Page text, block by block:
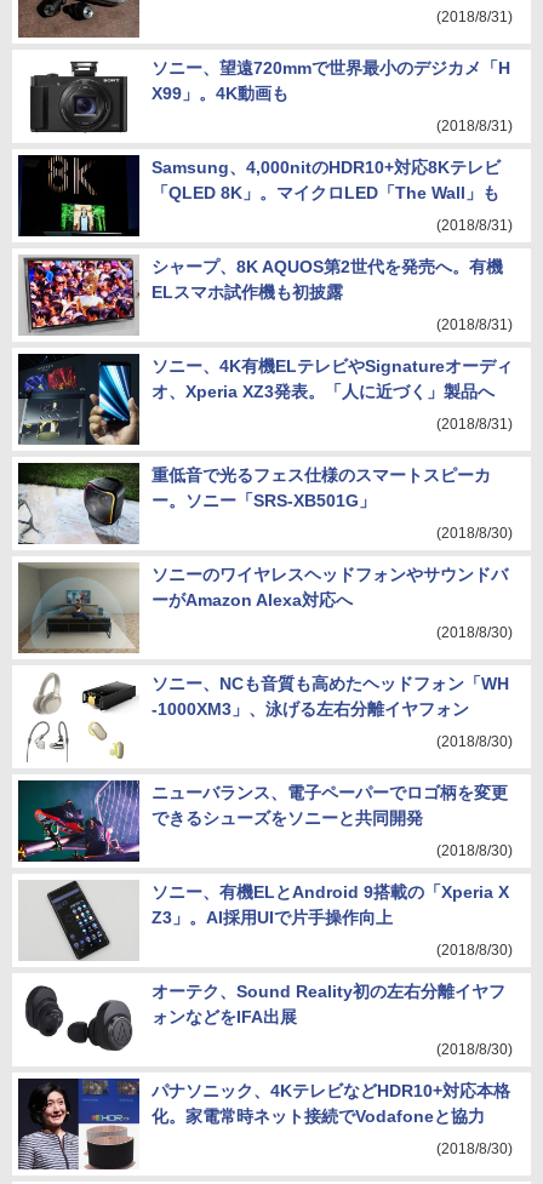
(2018/8/31)
ソニー、望遠720mmで世界最小のデジカメ「H
X99」。4K動画も
(2018/8/31)
Samsung、4,000nitのHDR10+対応8Kテレビ
「QLED 8K」。マイクロLED「The Wall」も
(2018/8/31)
シャープ、8K AQUOS第2世代を発売へ。有機
ELスマホ試作機も初披露
(2018/8/31)
ソニー、4K有機ELテレビやSignatureオーディ
オ、Xperia XZ3発表。「人に近づく」製品へ
(2018/8/31)
重低音で光るフェス仕様のスマートスピーカ
ー。ソニー「SRS-XB501G」
(2018/8/30)
ソニーのワイヤレスヘッドフォンやサウンドバ
ーがAmazon Alexa対応へ
(2018/8/30)
ソニー、NCも音質も高めたヘッドフォン「WH
-1000XM3」、泳げる左右分離イヤフォン
(2018/8/30)
ニューバランス、電子ペーパーでロゴ柄を変更
できるシューズをソニーと共同開発
(2018/8/30)
ソニー、有機ELとAndroid 9搭載の「Xperia X
Z3」。AI採用UIで片手操作向上
(2018/8/30)
オーテク、Sound Reality初の左右分離イヤフ
ォンなどをIFA出展
(2018/8/30)
パナソニック、4KテレビなどHDR10+対応本格
化。家電常時ネット接続でVodafoneと協力
(2018/8/30)